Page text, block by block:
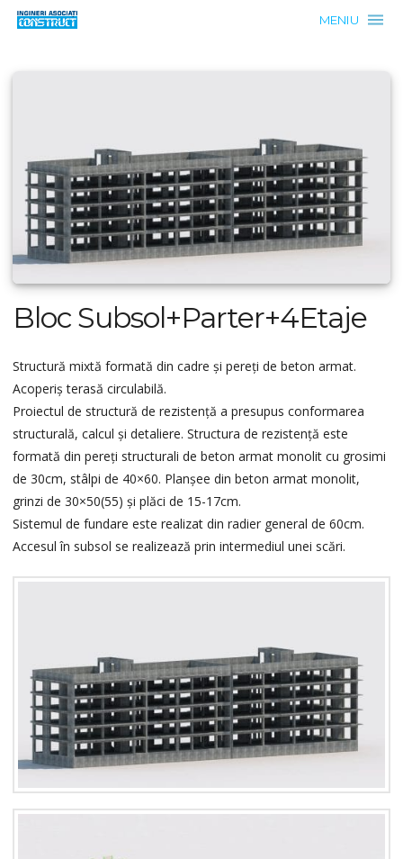
MENIU
Bloc Subsol+Parter+4Etaje
Structură mixtă formată din cadre și pereți de beton armat.
Acoperiș terasă circulabilă.
Proiectul de structură de rezistență a presupus conformarea
structurală, calcul și detaliere. Structura de rezistență este
formată din pereți structurali de beton armat monolit cu grosimi
de 30cm, stâlpi de 40×60. Planșee din beton armat monolit,
grinzi de 30×50(55) și plăci de 15-17cm.
Sistemul de fundare este realizat din radier general de 60cm.
Accesul în subsol se realizează prin intermediul unei scări.